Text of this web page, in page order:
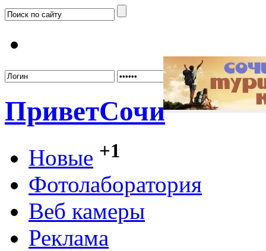
ПриветСочи
Новые +1
Фотолаборатория
Веб камеры
Реклама